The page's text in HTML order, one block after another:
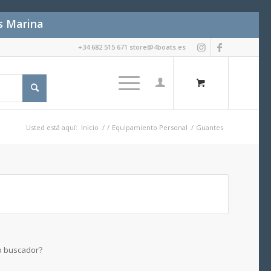
Marina
+34 682 515 671 store@4boats.es
Usted está aquí: Inicio / / Equipamiento Personal / Guantes
buscador?